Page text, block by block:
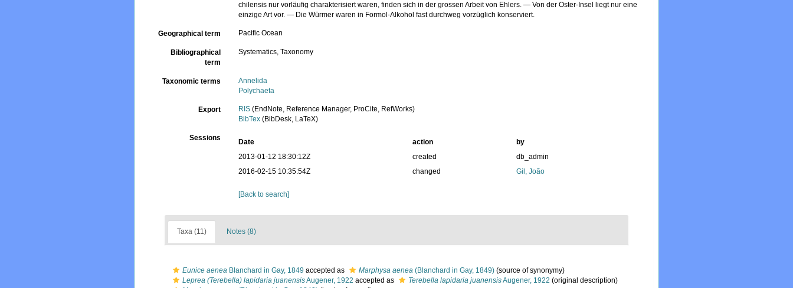
chilensis nur vorläufig charakterisiert waren, finden sich in der grossen Arbeit von Ehlers. — Von der Oster-Insel liegt nur eine
einzige Art vor. — Die Würmer waren in Formol-Alkohol fast durchweg vorzüglich konserviert.
Geographical term Pacific Ocean
Bibliographical
term
Systematics, Taxonomy
Taxonomic terms
Annelida
Polychaeta
Export RIS (EndNote, Reference Manager, ProCite, RefWorks)
BibTex (BibDesk, LaTeX)
Sessions Date action
by
2013-01-12 18:30:12Z
created
db_admin
2016-02-15 10:35:54Z
changed Gil, João
[Back to search]
Taxa (11) Notes (8)
Eunice aenea Blanchard in Gay, 1849 accepted as Marphysa aenea (Blanchard in Gay, 1849) (source of synonymy)
Leprea (Terebella) lapidaria juanensisAugener, 1922 accepted as Terebella lapidaria juanensisAugener, 1922 (original description)